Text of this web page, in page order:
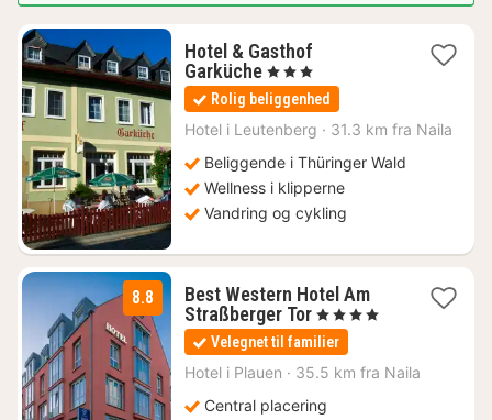
Hotel & Gasthof
Garküche1
nat
fra
748
, 3 Stjerner
Rolig beliggenhed
Hotel i Leutenberg · 31.3 km fra Naila
Beliggende i Thüringer Wald
Wellness i klipperne
Vandring og cykling
8.8
Best Western Hotel Am
Straßberger Tor1
nat
fra
778
, 4 Stjerner
Velegnet til familier
Hotel i Plauen · 35.5 km fra Naila
Central placering